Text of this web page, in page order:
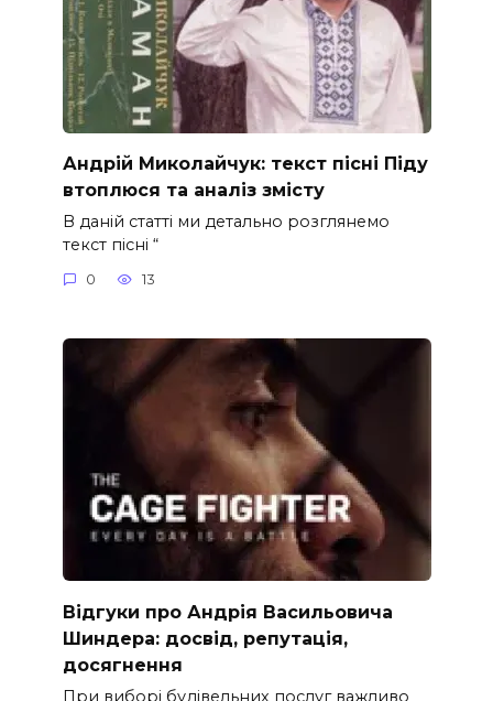
Андрій Миколайчук: текст пісні Піду
втоплюся та аналіз змісту
В даній статті ми детально розглянемо
текст пісні “
0 13
Відгуки про Андрія Васильовича
Шиндера: досвід, репутація,
досягнення
При виборі будівельних послуг важливо